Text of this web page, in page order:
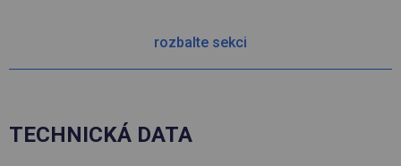
rozbalte sekci
TECHNICKÁ DATA